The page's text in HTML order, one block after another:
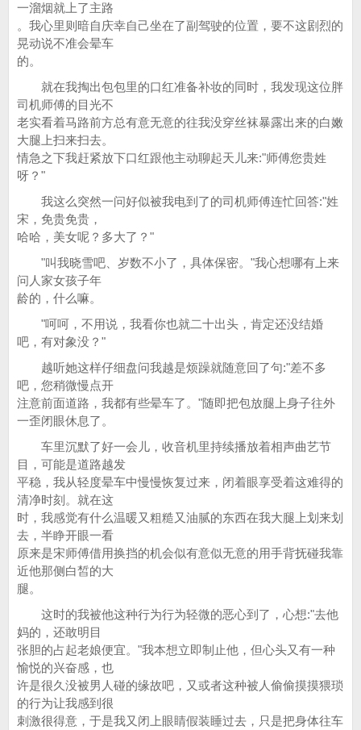
一溜烟就上了主路
。我心里则暗自庆幸自己坐在了副驾驶的位置，要不这剧烈的
晃动说不准会晕车
的。
就在我掏出包包里的口红准备补妆的同时，我发现这位胖
司机师傅的目光不
老实看着马路前方总有意无意的往我没穿丝袜暴露出来的白嫩
大腿上扫来扫去。
情急之下我赶紧放下口红跟他主动聊起天儿来:"师傅您贵姓
呀？"
我这么突然一问好似被我电到了的司机师傅连忙回答:"姓
宋，免贵免贵，
哈哈，美女呢？多大了？"
"叫我晓雪吧、岁数不小了，具体保密。"我心想哪有上来
问人家女孩子年
龄的，什么嘛。
"呵呵，不用说，我看你也就二十出头，肯定还没结婚
吧，有对象没？"
越听她这样仔细盘问我越是烦躁就随意回了句:"差不多
吧，您稍微慢点开
注意前面道路，我都有些晕车了。"随即把包放腿上身子往外
一歪闭眼休息了。
车里沉默了好一会儿，收音机里持续播放着相声曲艺节
目，可能是道路越发
平稳，我从轻度晕车中慢慢恢复过来，闭着眼享受着这难得的
清净时刻。就在这
时，我感觉有什么温暖又粗糙又油腻的东西在我大腿上划来划
去，半睁开眼一看
原来是宋师傅借用换挡的机会似有意似无意的用手背抚碰我靠
近他那侧白皙的大
腿。
这时的我被他这种行为行为轻微的恶心到了，心想:"去他
妈的，还敢明目
张胆的占起老娘便宜。"我本想立即制止他，但心头又有一种
愉悦的兴奋感，也
许是很久没被男人碰的缘故吧，又或者这种被人偷偷摸摸猥琐
的行为让我感到很
刺激很得意，于是我又闭上眼睛假装睡过去，只是把身体往车